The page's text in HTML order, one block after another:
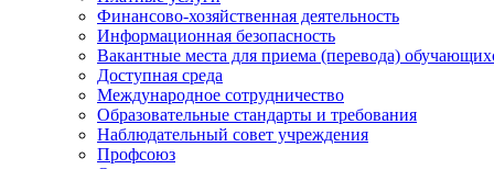
Финансово-хозяйственная деятельность
Информационная безопасность
Вакантные места для приема (перевода)
Доступная среда
Международное сотрудничество
Образовательные стандарты и требования
Наблюдательный совет учреждения
Профсоюз